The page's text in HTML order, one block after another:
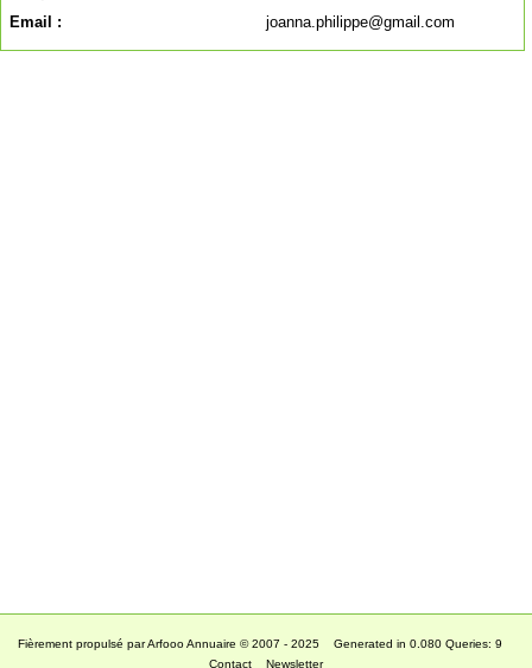
Email :
joanna.philippe@gmail.com
Fièrement propulsé par Arfooo Annuaire © 2007 - 2025 Generated in 0.080 Queries: 9
Contact
Newsletter